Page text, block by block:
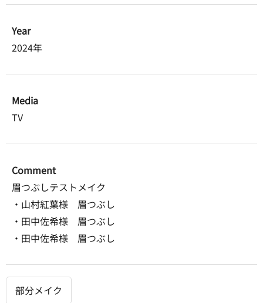
Year
2024年
Media
TV
Comment
眉つぶしテストメイク
・山村紅葉様 眉つぶし
・田中佐希様 眉つぶし
・田中佐希様 眉つぶし
部分メイク